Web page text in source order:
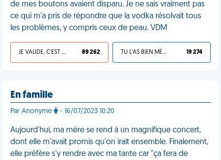
de mes boutons avaient disparu. Je ne sais vraiment pas
ce qui m'a pris de répondre que la vodka résolvait tous
les problèmes, y compris ceux de peau. VDM
JE VALIDE, C'EST UNE VDM 89 262 TU L'AS BIEN MÉRITÉ 19 274
En famille
Par Anonyme - 16/07/2023 10:20
Aujourd'hui, ma mère se rend à un magnifique concert,
dont elle m'avait promis qu'on irait ensemble. Finalement,
elle préfère s'y rendre avec ma tante car "ça fera de